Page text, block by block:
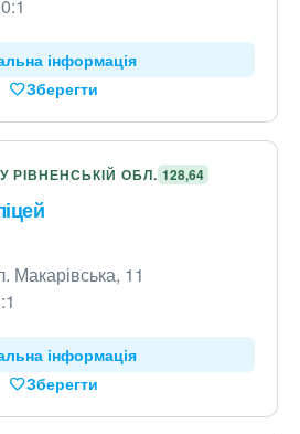
інформація
Зберегти
РІВНЕНСЬКІЙ ОБЛ. 128,64
Макарівська, 11
інформація
Зберегти